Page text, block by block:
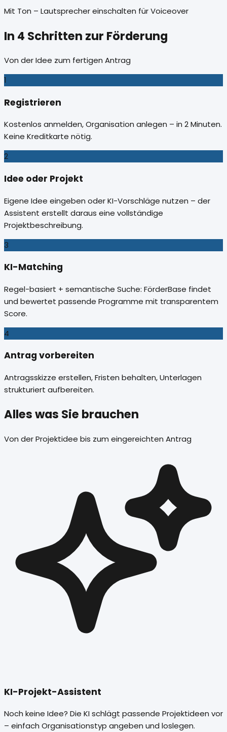
Mit Ton – Lautsprecher einschalten für Voiceover
In 4 Schritten zur Förderung
Von der Idee zum fertigen Antrag
1
Registrieren
Kostenlos anmelden, Organisation anlegen – in 2 Minuten.
Keine Kreditkarte nötig.
2
Idee oder Projekt
Eigene Idee eingeben oder KI-Vorschläge nutzen – der
Assistent erstellt daraus eine vollständige
Projektbeschreibung.
3
KI-Matching
Regel-basiert + semantische Suche: FörderBase findet
und bewertet passende Programme mit transparentem
Score.
4
Antrag vorbereiten
Antragsskizze erstellen, Fristen behalten, Unterlagen
strukturiert aufbereiten.
Alles was Sie brauchen
Von der Projektidee bis zum eingereichten Antrag
KI-Projekt-Assistent
Noch keine Idee? Die KI schlägt passende Projektideen vor
– einfach Organisationstyp angeben und loslegen.